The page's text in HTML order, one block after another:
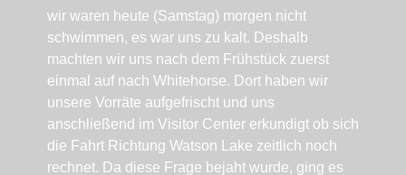
wir waren heute (Samstag) morgen nicht
schwimmen, es war uns zu kalt. Deshalb
machten wir uns nach dem Frühstück zuerst
einmal auf nach Whitehorse. Dort haben wir
unsere Vorräte aufgefrischt und uns
anschließend im Visitor Center erkundigt ob sich
die Fahrt Richtung Watson Lake zeitlich noch
rechnet. Da diese Frage bejaht wurde, ging es